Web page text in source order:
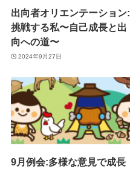
出向者オリエンテーション:
挑戦する私〜自己成長と出
向への道〜
2024年9月27日
9月例会:多様な意見で成長